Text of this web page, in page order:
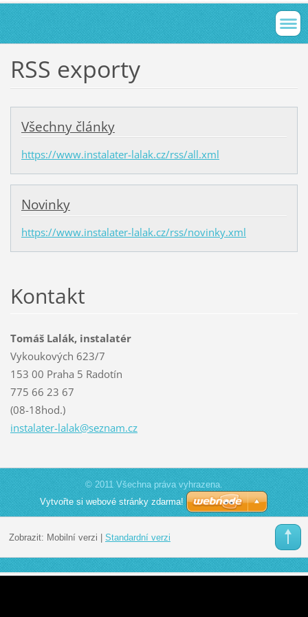
RSS exporty
Všechny články
https://www.instalater-lalak.cz/rss/all.xml
Novinky
https://www.instalater-lalak.cz/rss/novinky.xml
Kontakt
Tomáš Lalák, instalatér
Vykoukových 623/7
153 00 Praha 5 Radotín
775 66 23 67
(08-18hod.)
instalater-lalak@seznam.cz
© 2011 Všechna práva vyhrazena.
Vytvořte si webové stránky zdarma!
Zobrazit: Mobilní verzi Standardní verzi